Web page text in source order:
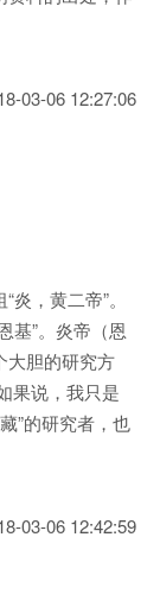
03-06 12:27:06
，黄二帝”。
基”。炎帝（恩
大胆的研究方
果说，我只是
”的研究者，也
03-06 12:42:59